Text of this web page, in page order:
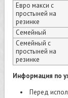
Евро макси с
простыней на
резинке
Семейный
Семейный с
простыней на
резинке
Информация по
Перед